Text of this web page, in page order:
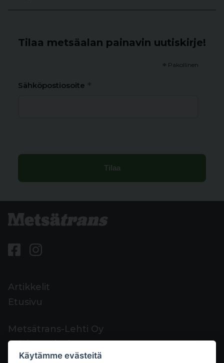
Tilaa metsäalan painavin uutiskirje!
* Pakollinen
Sähköpostiosoite *
Artikkelit
Etusivu
Metsätrans-Lehti Oy
Asiakaspalvelu
Yhteystiedot
Käytämme evästeitä